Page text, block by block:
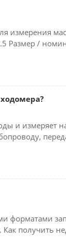
измерения
Размер /
и измеряет
форматами
получить